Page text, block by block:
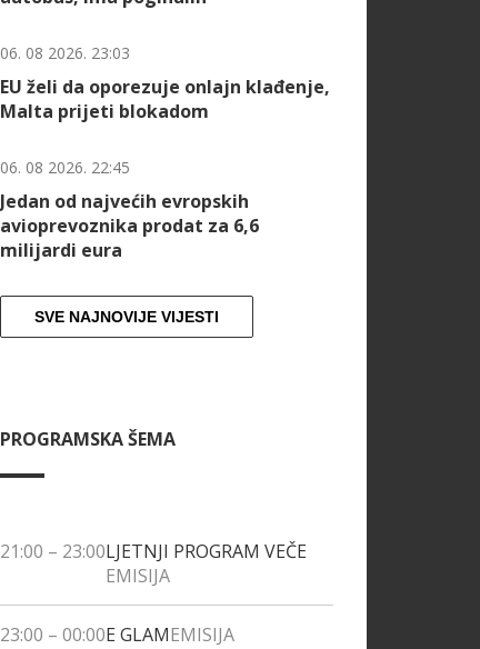
06. 08 2026. 23:03
EU želi da oporezuje onlajn klađenje,
Malta prijeti blokadom
06. 08 2026. 22:45
Jedan od najvećih evropskih
avioprevoznika prodat za 6,6
milijardi eura
SVE NAJNOVIJE VIJESTI
PROGRAMSKA ŠEMA
21:00 – 23:00LJETNJI PROGRAM VEČE
EMISIJA
23:00 – 00:00E GLAMEMISIJA